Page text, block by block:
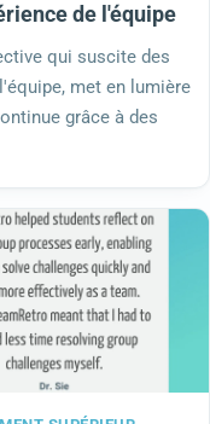
de l'équipe
qui suscite des
met en lumière
grâce à des